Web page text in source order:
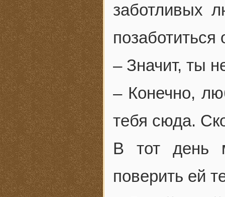
заботливых
позаботиться
– Значит, ты
– Конечно,
тебя сюда.
В тот день
поверить ей